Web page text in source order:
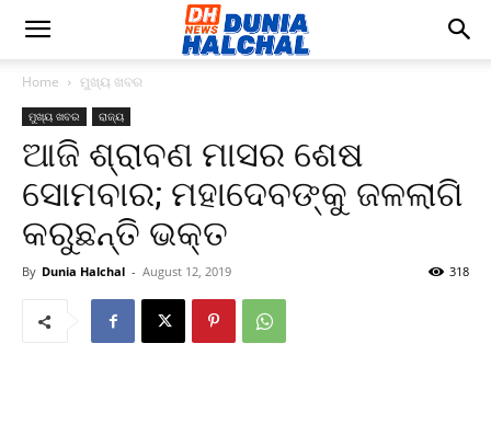
Home ମୁଖ୍ୟ ଖବର
ମୁଖ୍ୟ ଖବର ରାଜ୍ୟ
ଆଜି ଶ୍ରାବଣ ମାସର ଶେଷ
ସୋମବାର; ମହାଦେବଙ୍କୁ ଜଳଲାଗି
କରୁଛନ୍ତି ଭକ୍ତ
By Dunia Halchal - August 12, 2019 318